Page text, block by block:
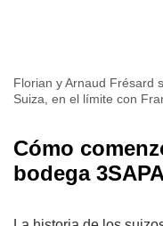
Florian y Arnaud Frésard
Suiza, en el límite con
Cómo
bodega